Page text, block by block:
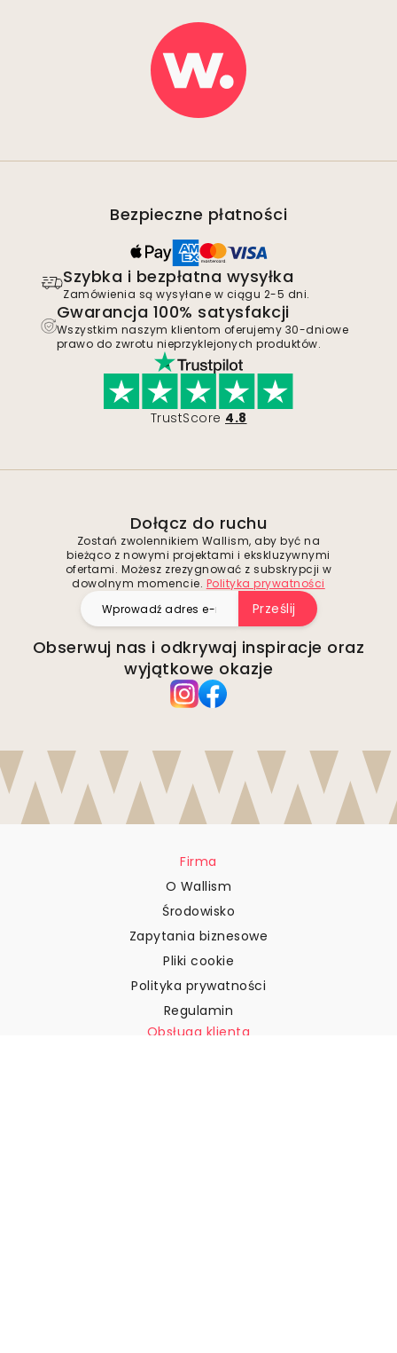
Bezpieczne płatności
Szybka i bezpłatna wysyłka
Zamówienia są wysyłane w ciągu 2-5 dni.
Gwarancja 100% satysfakcji
Wszystkim naszym klientom oferujemy 30-dniowe
prawo do zwrotu nieprzyklejonych produktów.
TrustScore 4.8
Dołącz do ruchu
Zostań zwolennikiem Wallism, aby być na
bieżąco z nowymi projektami i ekskluzywnymi
ofertami. Możesz zrezygnować z subskrypcji w
dowolnym momencie. Polityka prywatności
Prześlij
Obserwuj nas i odkrywaj inspiracje oraz
wyjątkowe okazje
Firma
O Wallism
Środowisko
Zapytania biznesowe
Pliki cookie
Polityka prywatności
Regulamin
Obsługa klienta